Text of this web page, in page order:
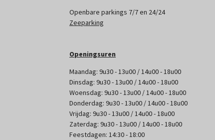
Openbare parkings 7/7 en 24/24
Zeeparking
Openingsuren
Maandag: 9u30 - 13u00 / 14u00 - 18u00
Dinsdag: 9u30 - 13u00 / 14u00 - 18u00
Woensdag: 9u30 - 13u00 / 14u00 - 18u00
Donderdag: 9u30 - 13u00 / 14u00 - 18u00
Vrijdag: 9u30 - 13u00 / 14u00 - 18u00
Zaterdag: 9u30 - 13u00 / 14u00 - 18u00
Feestdagen: 14:30 - 18:00